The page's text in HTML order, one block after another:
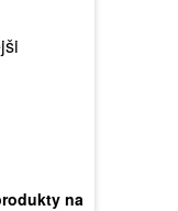
na